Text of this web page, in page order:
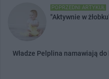
POPRZEDNI ARTYKUŁ
"Aktywnie w
Władze Pelplina namawiają do